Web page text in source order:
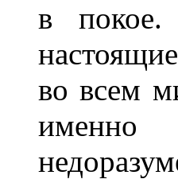
в покое.
во всем
именно